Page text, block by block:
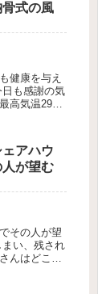
式の風
健康を与え
も感謝の気
高気温29℃
アハウ
が望む
その人が望
い、残され
んはどこ